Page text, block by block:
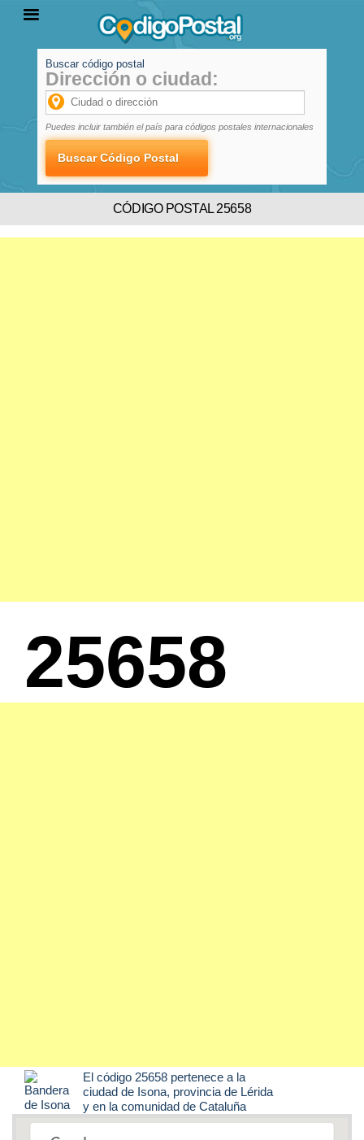
PROVINCIAS
LOCALIDADES
Buscar código postal
Dirección o ciudad:
Puedes incluir también el país para códigos postales internacionales
CÓDIGO POSTAL 25658
25658
El código 25658 pertenece a la
ciudad de Isona, provincia de Lérida
y en la comunidad de Cataluña